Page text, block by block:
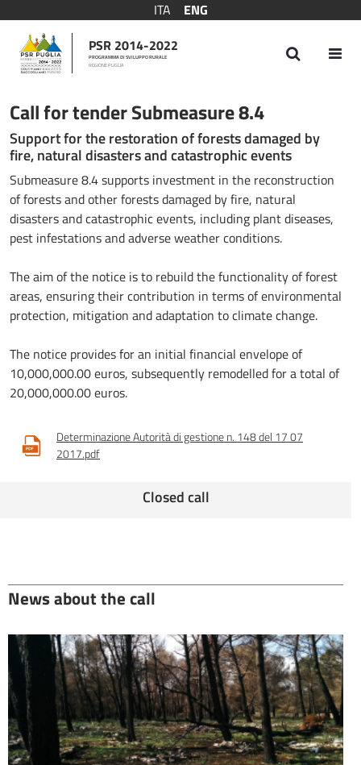
ITA
ENG
PSR 2014-2022
PROGRAMMA DI SVILUPPO RURALE
REGIONE PUGLIA
Bando Sottomisura 8.4
Call for tender Submeasure 8.4
Support for the restoration of forests damaged by
fire, natural disasters and catastrophic events
Submeasure 8.4 supports investment in the reconstruction
of forests and other forests damaged by fire, natural
disasters and catastrophic events, including plant diseases,
pest infestations and adverse weather conditions.
The aim of the notice is to rebuild the functionality of forest
areas, ensuring their contribution in terms of environmental
protection, mitigation and adaptation to climate change.
The notice provides for an initial financial envelope of
10,000,000.00 euros, subsequently remodelled for a total of
20,000,000.00 euros.
Determinazione Autorità di gestione n. 148 del 17 07
2017.pdf
Closed call
News about the call